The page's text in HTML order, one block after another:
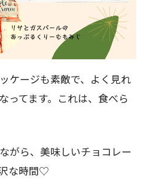
ケージも素敵で、よく見れ
ってます。これは、食べら
がら、美味しいチョコレー
な時間♡